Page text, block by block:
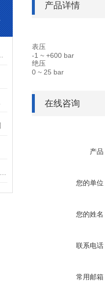
产品详情
表压
-1 ~ +600 bar
绝压
0 ~ 25 bar
在线咨询
产品
您的单位
您的姓名
联系电话
常用邮箱